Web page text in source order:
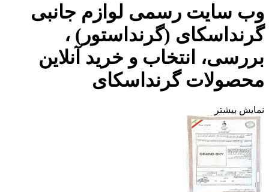
وب سایت رسمی لوازم جانبی
گرنداسکای (گرنداستور) ،
بررسی، انتخاب و خرید آنلاین
محصولات گرنداسکای
نمایش بیشتر